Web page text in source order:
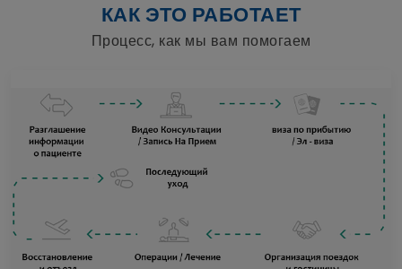
КАК ЭТО РАБОТАЕТ
Процесс, как мы вам помогаем